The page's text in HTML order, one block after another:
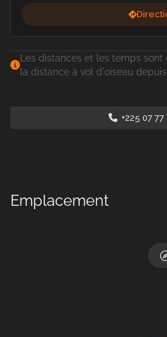
Les distances et les temps
la distance à vol d'oiseau
+225 07
Emplacement